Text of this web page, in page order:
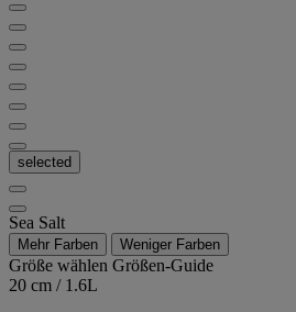
selected
Sea Salt
Mehr Farben Weniger Farben
Größe wählen Größen-Guide
20 cm / 1.6L